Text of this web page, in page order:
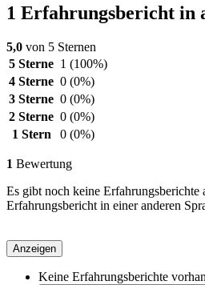
1 Erfahrungsbericht in
5,0 von 5 Sternen
5 Sterne 1 (100%)
4 Sterne 0 (0%)
3 Sterne 0 (0%)
2 Sterne 0 (0%)
1 Stern
0 (0%)
1 Bewertung
Es gibt noch keine Erfahrungsberichte
Erfahrungsbericht in einer anderen
Anzeigen
Keine Erfahrungsberichte